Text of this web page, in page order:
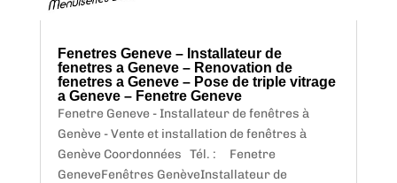
Fenetres Geneve – Installateur de
fenetres a Geneve – Renovation de
fenetres a Geneve – Pose de triple vitrage
a Geneve – Fenetre Geneve
Fenetre Geneve - Installateur de fenêtres à
Genève - Vente et installation de fenêtres à
Genève Coordonnées Tél. : Fenetre
GeneveFenêtres GenèveInstallateur de